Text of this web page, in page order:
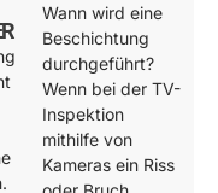
Wann wird eine
Beschichtung
durchgeführt?
Wenn bei der TV-
Inspektion
mithilfe von
Kameras ein Riss